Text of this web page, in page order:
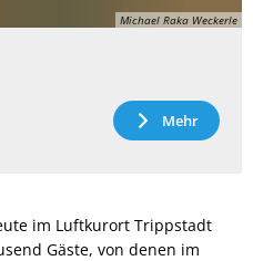
Michael Raka Weckerle
Mehr
im Luftkurort Trippstadt
Gäste, von denen im